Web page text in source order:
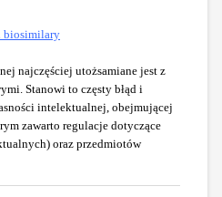
biosimilary
najczęściej utożsamiane jest z
Stanowi to częsty błąd i
intelektualnej, obejmującej
zawarto regulacje dotyczące
oraz przedmiotów